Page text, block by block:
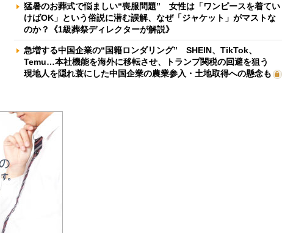
猛暑のお葬式で悩ましい“喪服問題” 女性は「ワンピースを着てい
けばOK」という俗説に潜む誤解、なぜ「ジャケット」がマストな
のか？《1級葬祭ディレクターが解説》
急増する中国企業の“国籍ロンダリング” SHEIN、TikTok、
Temu…本社機能を海外に移転させ、トランプ関税の回避を狙う
現地人を隠れ蓑にした中国企業の農業参入・土地取得への懸念も